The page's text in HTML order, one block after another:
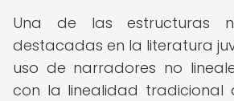
Una de las estructuras
destacadas en la literatura
uso de narradores no
con la linealidad tradicional